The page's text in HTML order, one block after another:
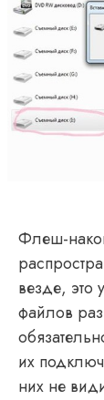
Флеш-
везде, это
файлов
их
них не